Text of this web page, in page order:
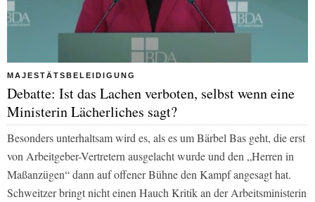
MAJESTÄTSBELEIDIGUNG
Debatte: Ist das Lachen verboten, selbst wenn eine
Ministerin Lächerliches sagt?
Besonders unterhaltsam wird es, als es um Bärbel Bas geht, die erst
von Arbeitgeber-Vertretern ausgelacht wurde und den „Herren in
Maßanzügen“ dann auf offener Bühne den Kampf angesagt hat.
Schweitzer bringt nicht einen Hauch Kritik an der Arbeitsministerin